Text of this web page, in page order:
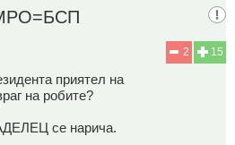
15
2
приятел на
на робите?
се нарича.